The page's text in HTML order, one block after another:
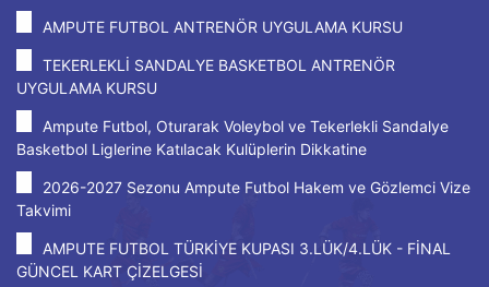
AMPUTE FUTBOL ANTRENÖR UYGULAMA KURSU
TEKERLEKLİ SANDALYE BASKETBOL ANTRENÖR
UYGULAMA KURSU
Ampute Futbol, Oturarak Voleybol ve Tekerlekli Sandalye
Basketbol Liglerine Katılacak Kulüplerin Dikkatine
2026-2027 Sezonu Ampute Futbol Hakem ve Gözlemci Vize
Takvimi
AMPUTE FUTBOL TÜRKİYE KUPASI 3.LÜK/4.LÜK - FİNAL
GÜNCEL KART ÇİZELGESİ